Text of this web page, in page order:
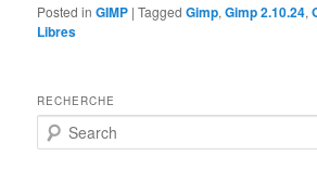
Posted in GIMP |Tagged Gimp,Gimp 2.10.24,
Libres
RECHERCHE
e